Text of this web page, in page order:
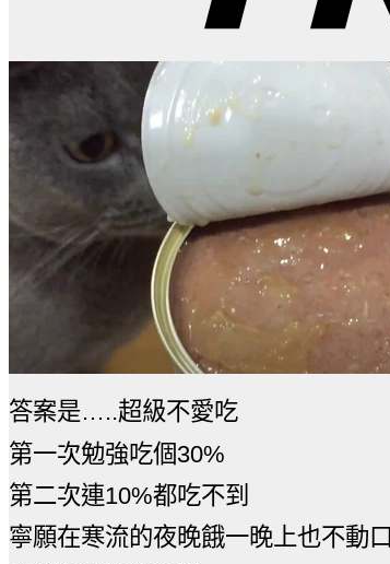
答案是…..超級不愛吃
第一次勉強吃個30%
第二次連10%都吃不到
寧願在寒流的夜晚餓一晚上也不動口